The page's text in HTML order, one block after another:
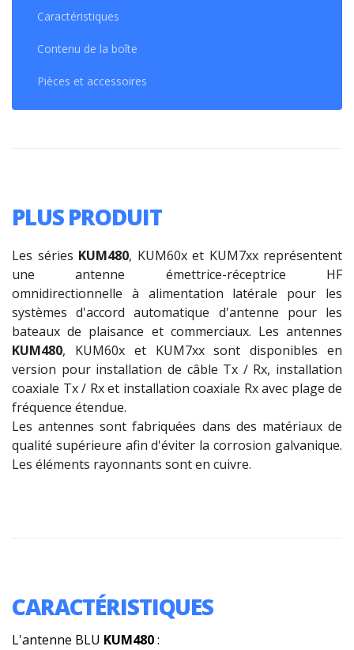
Caractéristiques
Contenu de la boîte
Pièces et accessoires
PLUS PRODUIT
Les séries KUM480, KUM60x et KUM7xx représentent
une antenne émettrice-réceptrice HF
omnidirectionnelle à alimentation latérale pour les
systèmes d'accord automatique d'antenne pour les
bateaux de plaisance et commerciaux. Les antennes
KUM480, KUM60x et KUM7xx sont disponibles en
version pour installation de câble Tx / Rx, installation
coaxiale Tx / Rx et installation coaxiale Rx avec plage de
fréquence étendue.
Les antennes sont fabriquées dans des matériaux de
qualité supérieure afin d'éviter la corrosion galvanique.
Les éléments rayonnants sont en cuivre.
CARACTÉRISTIQUES
L'antenne BLU KUM480: